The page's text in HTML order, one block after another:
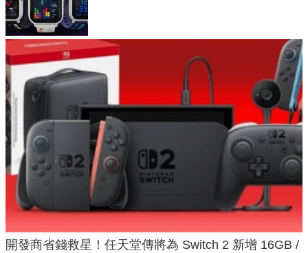
開發商省錢救星！任天堂傳將為 Switch 2 新增 16GB /